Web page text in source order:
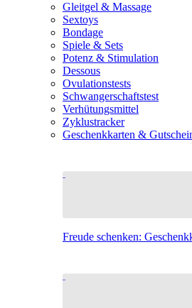
Gleitgel & Massage
Sextoys
Bondage
Spiele & Sets
Potenz & Stimulation
Dessous
Ovulationstests
Schwangerschaftstest
Verhütungsmittel
Zyklustracker
Geschenkkarten &
Freude schenken: